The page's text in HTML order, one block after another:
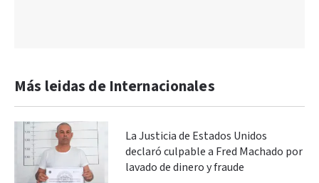
Más leidas de Internacionales
La Justicia de Estados Unidos
declaró culpable a Fred Machado por
lavado de dinero y fraude